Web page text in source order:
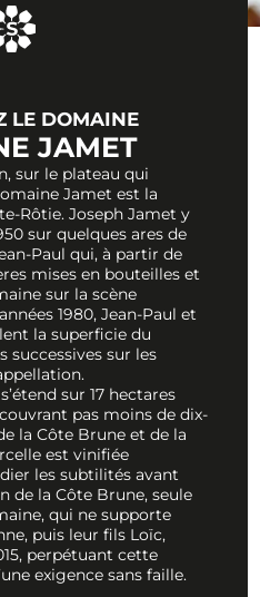
LE DOMAINE
JAMET
sur le plateau qui
Jamet est la
Rôtie. Joseph Jamet y
sur quelques ares de
Paul qui, à partir de
mises en bouteilles et
sur la scène
1980, Jean-Paul et
la superficie du
successives sur les
sur 17 hectares
pas moins de dix-
la Côte Brune et de la
est vinifiée
les subtilités avant
de la Côte Brune, seule
qui ne supporte
puis leur fils Loïc,
perpétuant cette
exigence sans faille.